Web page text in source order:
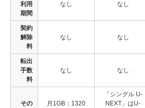
利用
期間
なし なし
契約
解除
料
なし なし
転出
手数
料
なし なし
その
月1GB：1320
「シングル U-
NEXT」はU-